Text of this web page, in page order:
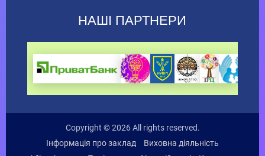
НАШІ ПАРТНЕРИ
Copyright © 2026 All rights reserved.
Інформація про заклад
Виховна діяльність